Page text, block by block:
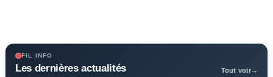
FIL INFO
Les dernières actualités Tout voir→